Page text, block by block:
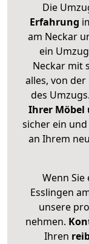
Die
Erfahrung
am Neckar
ein
Neckar mit
alles, von
des Umzugs.
Ihrer Möbel
sicher ein
an Ihrem
Wenn
Esslingen
unsere
nehmen.
Ihren